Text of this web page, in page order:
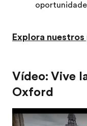
Explora
Vídeo: Vive
Oxford
Play